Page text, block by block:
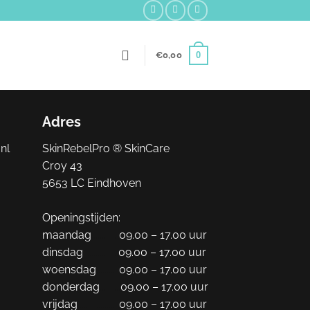
€0,00 0
Adres
SkinRebelPro ® SkinCare
Croy 43
5653 LC Eindhoven
Openingstijden:
maandag
09.00 – 17.00 uur
dinsdag
09.00 – 17.00 uur
woensdag
09.00 – 17.00 uur
donderdag
09.00 – 17.00 uur
vrijdag
09.00 – 17.00 uur